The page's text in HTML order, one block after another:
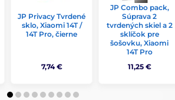
JP Privacy Tvrdené
sklo, Xiaomi 14T /
14T Pro, čierne
7,74 €
JP Combo pack,
Súprava 2
tvrdených skiel a 2
sklíčok pre
šošovku, Xiaomi
14T Pro
11,25 €